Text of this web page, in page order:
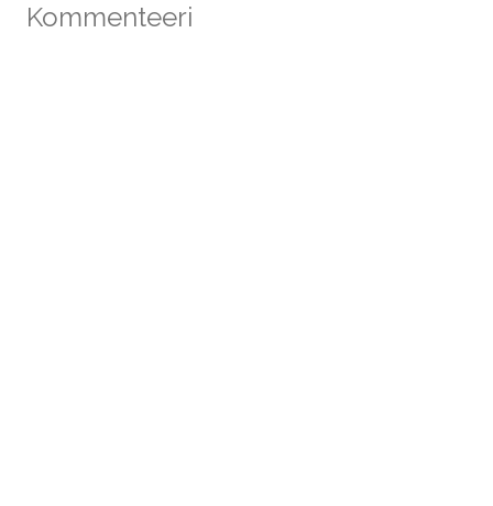
Kommenteeri